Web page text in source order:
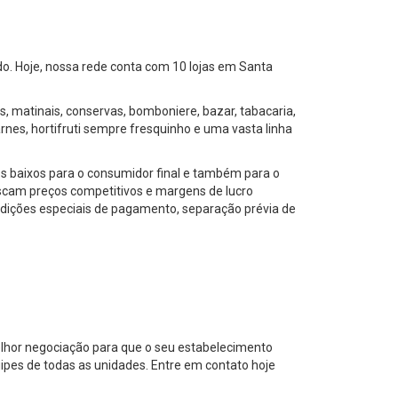
Hoje, nossa rede conta com 10 lojas em Santa
matinais, conservas, bomboniere, bazar, tabacaria,
hortifruti sempre fresquinho e uma vasta linha
baixos para o consumidor final e também para o
preços competitivos e margens de lucro
especiais de pagamento, separação prévia de
negociação para que o seu estabelecimento
de todas as unidades. Entre em contato hoje